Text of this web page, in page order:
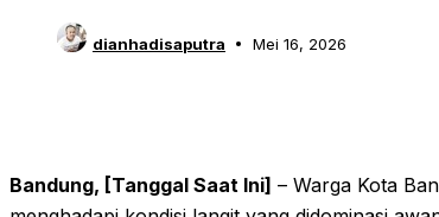
dianhadisaputra Mei 16, 2026
Bandung, [Tanggal Saat Ini] – Warga Kota